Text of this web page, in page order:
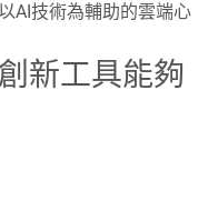
AI技術為輔助的雲端心
新工具能夠